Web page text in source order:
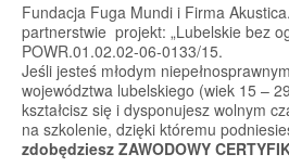
Fundacja Fuga Mundi i Firma
partnerstwie projekt: „Lubelskie bez
POWR.01.02.02-06-0133/15.
Jeśli jesteś młodym
województwa lubelskiego (wiek 15 –
kształcisz się i dysponujesz wolnym
na szkolenie, dzięki któremu
zdobędziesz ZAWODOWY